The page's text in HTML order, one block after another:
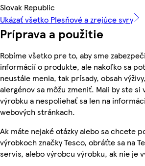
Slovak Republic
Ukázať všetko Plesňové a zrejúce syry
Príprava a použitie
Robíme všetko pre to, aby sme
informácií o produkte, ale nakoľko sa
neustále menia, tak prísady, obsah
alergénov sa môžu zmeniť. Mali by ste
výrobku a nespoliehať sa len na
webových stránkach.
Ak máte nejaké otázky alebo sa chcete
výrobkoch značky Tesco, obráťte sa na
servis, alebo výrobcu výrobku, ak nie je